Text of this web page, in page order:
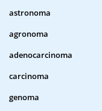
astronoma
agronoma
adenocarcinoma
carcinoma
genoma